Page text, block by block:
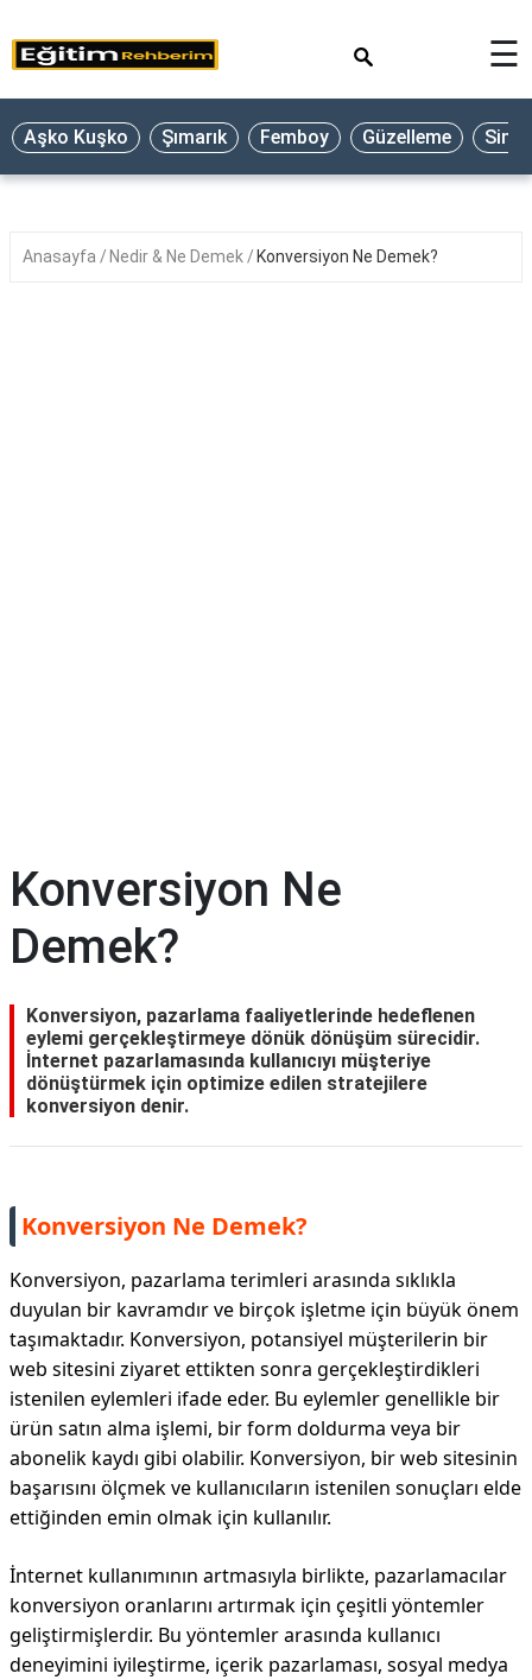
☰
Aşko Kuşko Şımarık Femboy Güzelleme
Anasayfa Nedir & Ne Demek Konversiyon Ne Demek?
Konversiyon Ne
Demek?
Konversiyon, pazarlama faaliyetlerinde hedeflenen
eylemi gerçekleştirmeye dönük dönüşüm sürecidir.
İnternet pazarlamasında kullanıcıyı müşteriye
dönüştürmek için optimize edilen stratejilere
konversiyon denir.
Konversiyon Ne Demek?
Konversiyon, pazarlama terimleri arasında sıklıkla
duyulan bir kavramdır ve birçok işletme için büyük önem
taşımaktadır. Konversiyon, potansiyel müşterilerin bir
web sitesini ziyaret ettikten sonra gerçekleştirdikleri
istenilen eylemleri ifade eder. Bu eylemler genellikle bir
ürün satın alma işlemi, bir form doldurma veya bir
abonelik kaydı gibi olabilir. Konversiyon, bir web sitesinin
başarısını ölçmek ve kullanıcıların istenilen sonuçları elde
ettiğinden emin olmak için kullanılır.
İnternet kullanımının artmasıyla birlikte, pazarlamacılar
konversiyon oranlarını artırmak için çeşitli yöntemler
geliştirmişlerdir. Bu yöntemler arasında kullanıcı
deneyimini iyileştirme, içerik pazarlaması, sosyal medya